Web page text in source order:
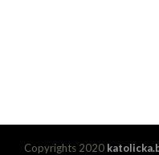
Copyrights 2020